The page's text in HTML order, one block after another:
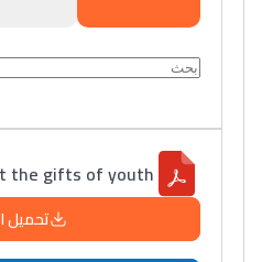
the gifts of youth
تحميل